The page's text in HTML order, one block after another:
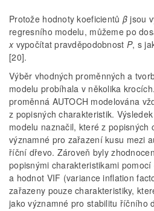
Protože hodnoty koeficientů β jsou
regresního modelu, můžeme po
x vypočítat pravděpodobnost P, s
[20].
Výběr vhodných proměnných a
modelu probíhala v několika
proměnná AUTOCH modelována
z popisných charakteristik.
modelu naznačil, které z popisných
významné pro zařazení kusu mezi
říční dřevo. Zároveň byly
popisnými charakteristikami
a hodnot VIF (variance inflation
zařazeny pouze charakteristiky,
jako významné pro stabilitu říčního